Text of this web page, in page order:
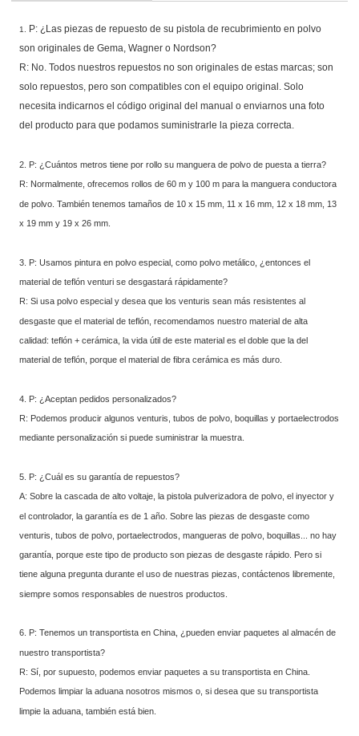
1.
P: ¿Las piezas de repuesto de su pistola de recubrimiento en polvo
son originales de Gema, Wagner o Nordson?
R: No. Todos nuestros repuestos no son originales de estas marcas; son
solo repuestos, pero son compatibles con el equipo original. Solo
necesita indicarnos el código original del manual o enviarnos una foto
del producto para que podamos suministrarle la pieza correcta.
2. P: ¿Cuántos metros tiene por rollo su manguera de polvo de puesta a tierra?
R: Normalmente, ofrecemos rollos de 60 m y 100 m para la manguera conductora
de polvo. También tenemos tamaños de 10 x 15 mm, 11 x 16 mm, 12 x 18 mm, 13
x 19 mm y 19 x 26 mm.
3. P: Usamos pintura en polvo especial, como polvo metálico, ¿entonces el
material de teflón venturi se desgastará rápidamente?
R: Si usa polvo especial y desea que los venturis sean más resistentes al
desgaste que el material de teflón, recomendamos nuestro material de alta
calidad: teflón + cerámica, la vida útil de este material es el doble que la del
material de teflón, porque el material de fibra cerámica es más duro.
4. P: ¿Aceptan pedidos personalizados?
R: Podemos producir algunos venturis, tubos de polvo, boquillas y portaelectrodos
mediante personalización si puede suministrar la muestra.
5. P: ¿Cuál es su garantía de repuestos?
A: Sobre la cascada de alto voltaje, la pistola pulverizadora de polvo, el inyector y
el controlador, la garantía es de 1 año. Sobre las piezas de desgaste como
venturis, tubos de polvo, portaelectrodos, mangueras de polvo, boquillas... no hay
garantía, porque este tipo de producto son piezas de desgaste rápido. Pero si
tiene alguna pregunta durante el uso de nuestras piezas, contáctenos libremente,
siempre somos responsables de nuestros productos.
6. P: Tenemos un transportista en China, ¿pueden enviar paquetes al almacén de
nuestro transportista?
R: Sí, por supuesto, podemos enviar paquetes a su transportista en China.
Podemos limpiar la aduana nosotros mismos o, si desea que su transportista
limpie la aduana, también está bien.